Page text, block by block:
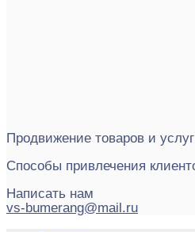
Продвижение товаров и
Способы привлечения
Написать нам
vs-bumerang@mail.ru